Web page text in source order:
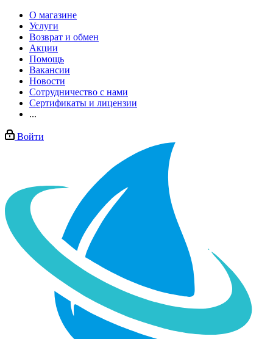
О магазине
Услуги
Возврат и обмен
Акции
Помощь
Вакансии
Новости
Сотрудничество с нами
Сертификаты и лицензии
...
Войти